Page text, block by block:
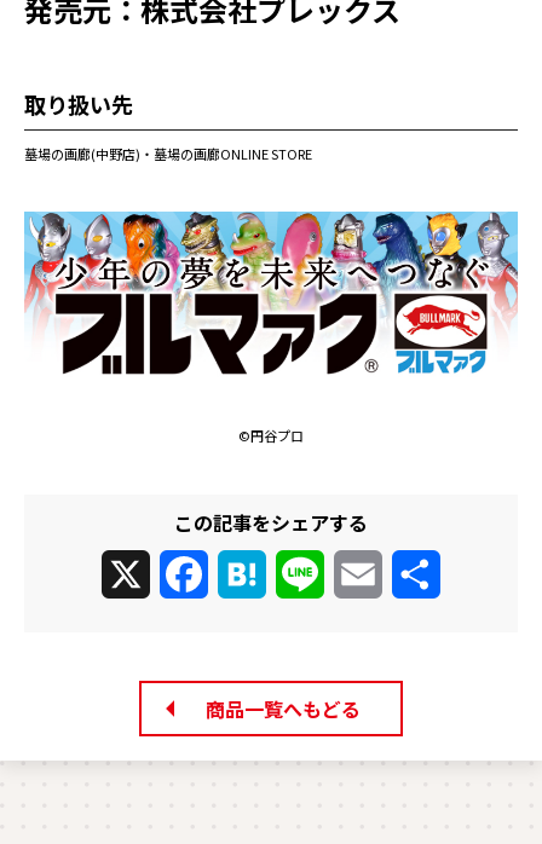
発売元：株式会社プレックス
取り扱い先
墓場の画廊(中野店)・墓場の画廊ONLINE STORE
©円谷プロ
この記事をシェアする
FacebookHatena Line Email
商品一覧へもどる